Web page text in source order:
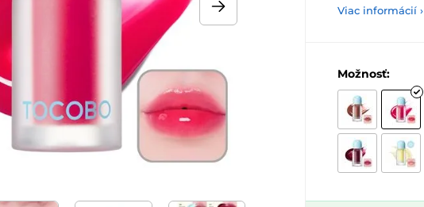
Viac informácií ›
Možnosť: